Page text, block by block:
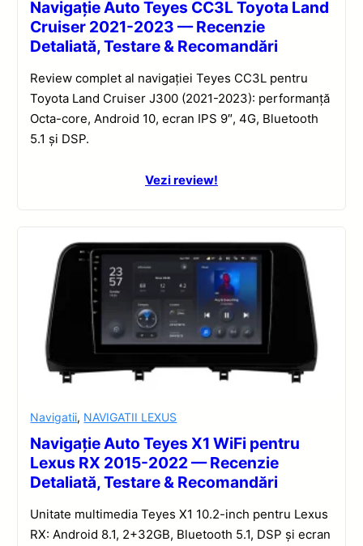
Navigație Auto Teyes CC3L Toyota Land
Cruiser 2021-2023 — Recenzie
Detaliată, Testare & Recomandări
Review complet al navigației Teyes CC3L pentru
Toyota Land Cruiser J300 (2021-2023): performanță
Octa-core, Android 10, ecran IPS 9″, 4G, Bluetooth
5.1 și DSP.
Vezi review!
Navigatii, NAVIGATII LEXUS
Navigație Auto Teyes X1 WiFi pentru
Lexus RX 2015-2022 — Recenzie
Detaliată, Testare & Recomandări
Unitate multimedia Teyes X1 10.2-inch pentru Lexus
RX: Android 8.1, 2+32GB, Bluetooth 5.1, DSP și ecran